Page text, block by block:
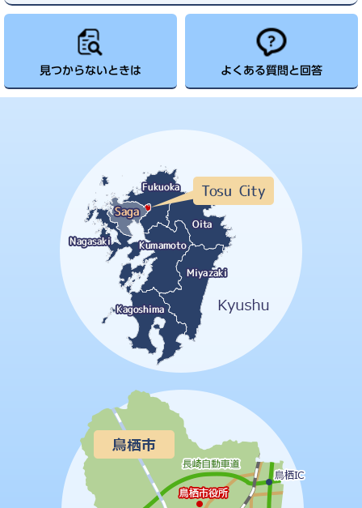
見つからないときは よくある質問と回答